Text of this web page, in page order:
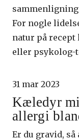
For nogle
natur på
eller psykolog-
31 mar 2023
Kæledyr
allergi
Er du gravid,